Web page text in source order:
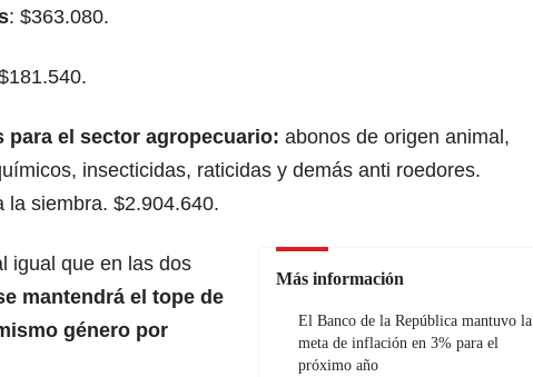
: $363.080.
para el sector agropecuario: abonos de origen animal,
insecticidas, raticidas y demás anti roedores.
la siembra. $2.904.640.
Más información
El Banco de la República mantuvo la
meta de inflación en 3% para el
próximo año
igual que en las dos
mantendrá el tope de
género por